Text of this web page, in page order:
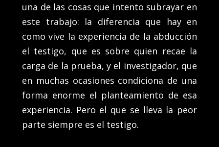
una de las cosas que intento subrayar en
este trabajo: la diferencia que hay en
como vive la experiencia de la abducción
el testigo, que es sobre quien recae la
carga de la prueba, y el investigador, que
en muchas ocasiones condiciona de una
forma enorme el planteamiento de esa
experiencia. Pero el que se lleva la peor
parte siempre es el testigo.